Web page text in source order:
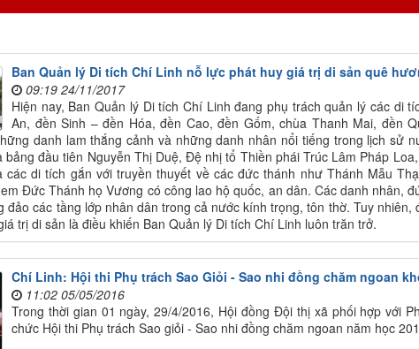
Ban Quản lý Di tích Chí Linh nỗ lực phát huy giá trị di sản quê
09:19 24/11/2017
Hiện nay, Ban Quản lý Di tích Chí Linh đang phụ trách quản lý các di
An, đền Sinh – đền Hóa, đền Cao, đền Gốm, chùa Thanh Mai, đền
danh lam thắng cảnh và những danh nhân nổi tiếng trong lịch sử
đầu tiên Nguyễn Thị Duệ, Đệ nhị tổ Thiền phái Trúc Lâm Pháp
các di tích gắn với truyền thuyết về các đức thánh như Thánh Mẫu
Đức Thánh họ Vương có công lao hộ quốc, an dân. Các danh nhân,
đảo các tầng lớp nhân dân trong cả nước kính trọng, tôn thờ. Tuy nhiên,
trị di sản là điều khiến Ban Quản lý Di tích Chí Linh luôn trăn trở.
Chí Linh: Hội thi Phụ trách Sao Giỏi - Sao nhi đồng chăm ngoan
11:02 05/05/2016
Trong thời gian 01 ngày, 29/4/2016, Hội đồng Đội thị xã phối hợp với
chức Hội thi Phụ trách Sao giỏi - Sao nhi đồng chăm ngoan năm học